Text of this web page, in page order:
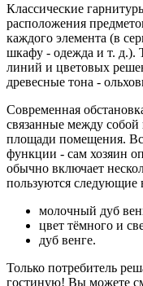
Классические
расположения
каждого элемента (в
шкафу - одежда и т. д.).
линий и цветовых
древесные тона -
Современная
связанные между
площади помещения.
функции - сам хозяин
обычно включает
пользуются следующие
молочный дуб
цвет тёмного и
дуб венге.
Только потребитель
гостиную! Вы можете